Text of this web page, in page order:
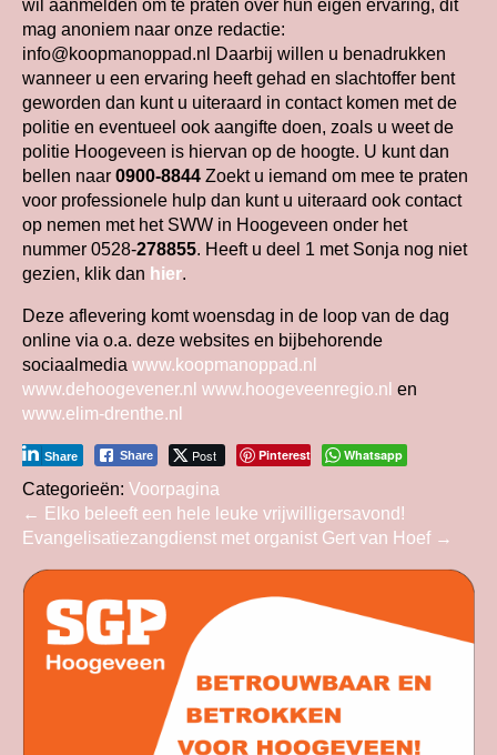
wil aanmelden om te praten over hun eigen ervaring, dit
mag anoniem naar onze redactie:
info@koopmanoppad.nl Daarbij willen u benadrukken
wanneer u een ervaring heeft gehad en slachtoffer bent
geworden dan kunt u uiteraard in contact komen met de
politie en eventueel ook aangifte doen, zoals u weet de
politie Hoogeveen is hiervan op de hoogte. U kunt dan
bellen naar 0900-8844 Zoekt u iemand om mee te praten
voor professionele hulp dan kunt u uiteraard ook contact
op nemen met het SWW in Hoogeveen onder het
nummer 0528-278855. Heeft u deel 1 met Sonja nog niet
gezien, klik dan hier.
Deze aflevering komt woensdag in de loop van de dag
online via o.a. deze websites en bijbehorende
sociaalmedia www.koopmanoppad.nl
www.dehoogevener.nl www.hoogeveenregio.nl en
www.elim-drenthe.nl
Share Post
Share Pinterest Whatsapp
Categorieën: Voorpagina
Bericht
navigatie
← Elko beleeft een hele leuke vrijwilligersavond!
Evangelisatiezangdienst met organist Gert van Hoef →